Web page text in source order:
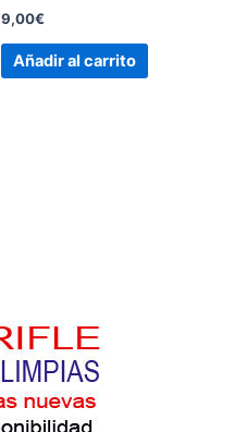
9,00€
Añadir al carrito